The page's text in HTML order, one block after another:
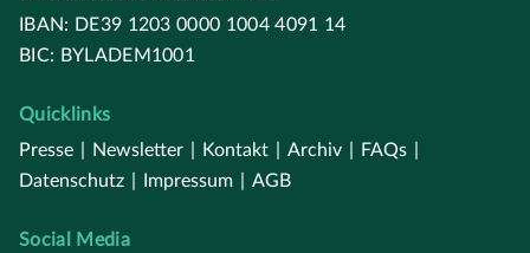
IBAN: DE39 1203 0000 1004 4091 14
BIC: BYLADEM1001
Quicklinks
Presse
Newsletter Kontakt Archiv FAQs
Datenschutz
Impressum AGB
Social Media